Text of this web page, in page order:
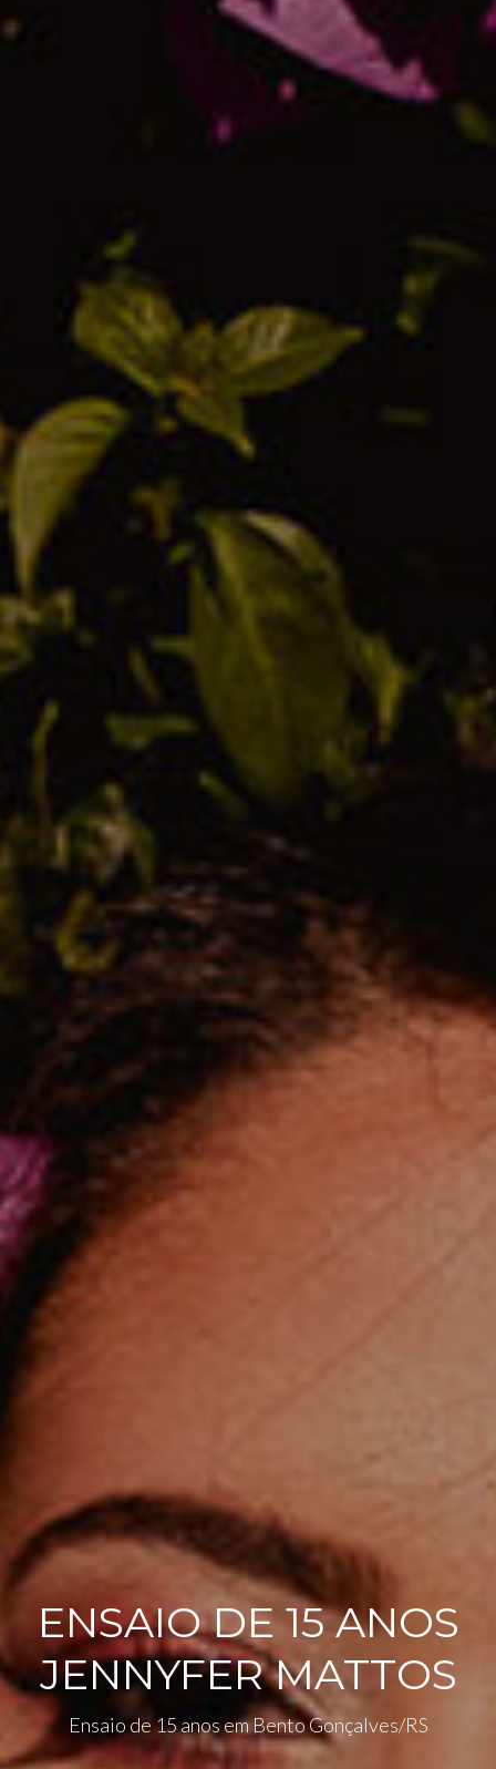
ENSAIO DE 15 ANOS
JENNYFER MATTOS
Ensaio de 15 anos em Bento Gonçalves/RS